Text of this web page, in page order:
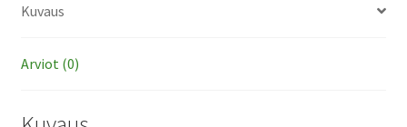
Kuvaus
Arviot (0)